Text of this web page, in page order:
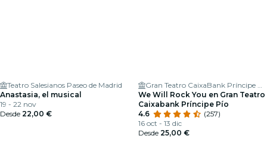
Teatro Salesianos Paseo de Madrid
Anastasia, el musical
19 - 22 nov
Desde 22,00 €
Gran Teatro CaixaBank Príncipe Pío
We Will Rock You en Gran Teatro
Caixabank Príncipe Pío
4.6
(257)
16 oct - 13 dic
Desde 25,00 €